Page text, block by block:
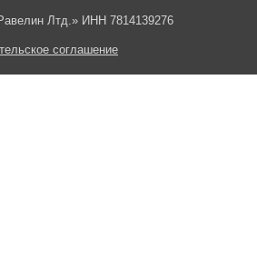
Лтд.» ИНН 7814139276
соглашение